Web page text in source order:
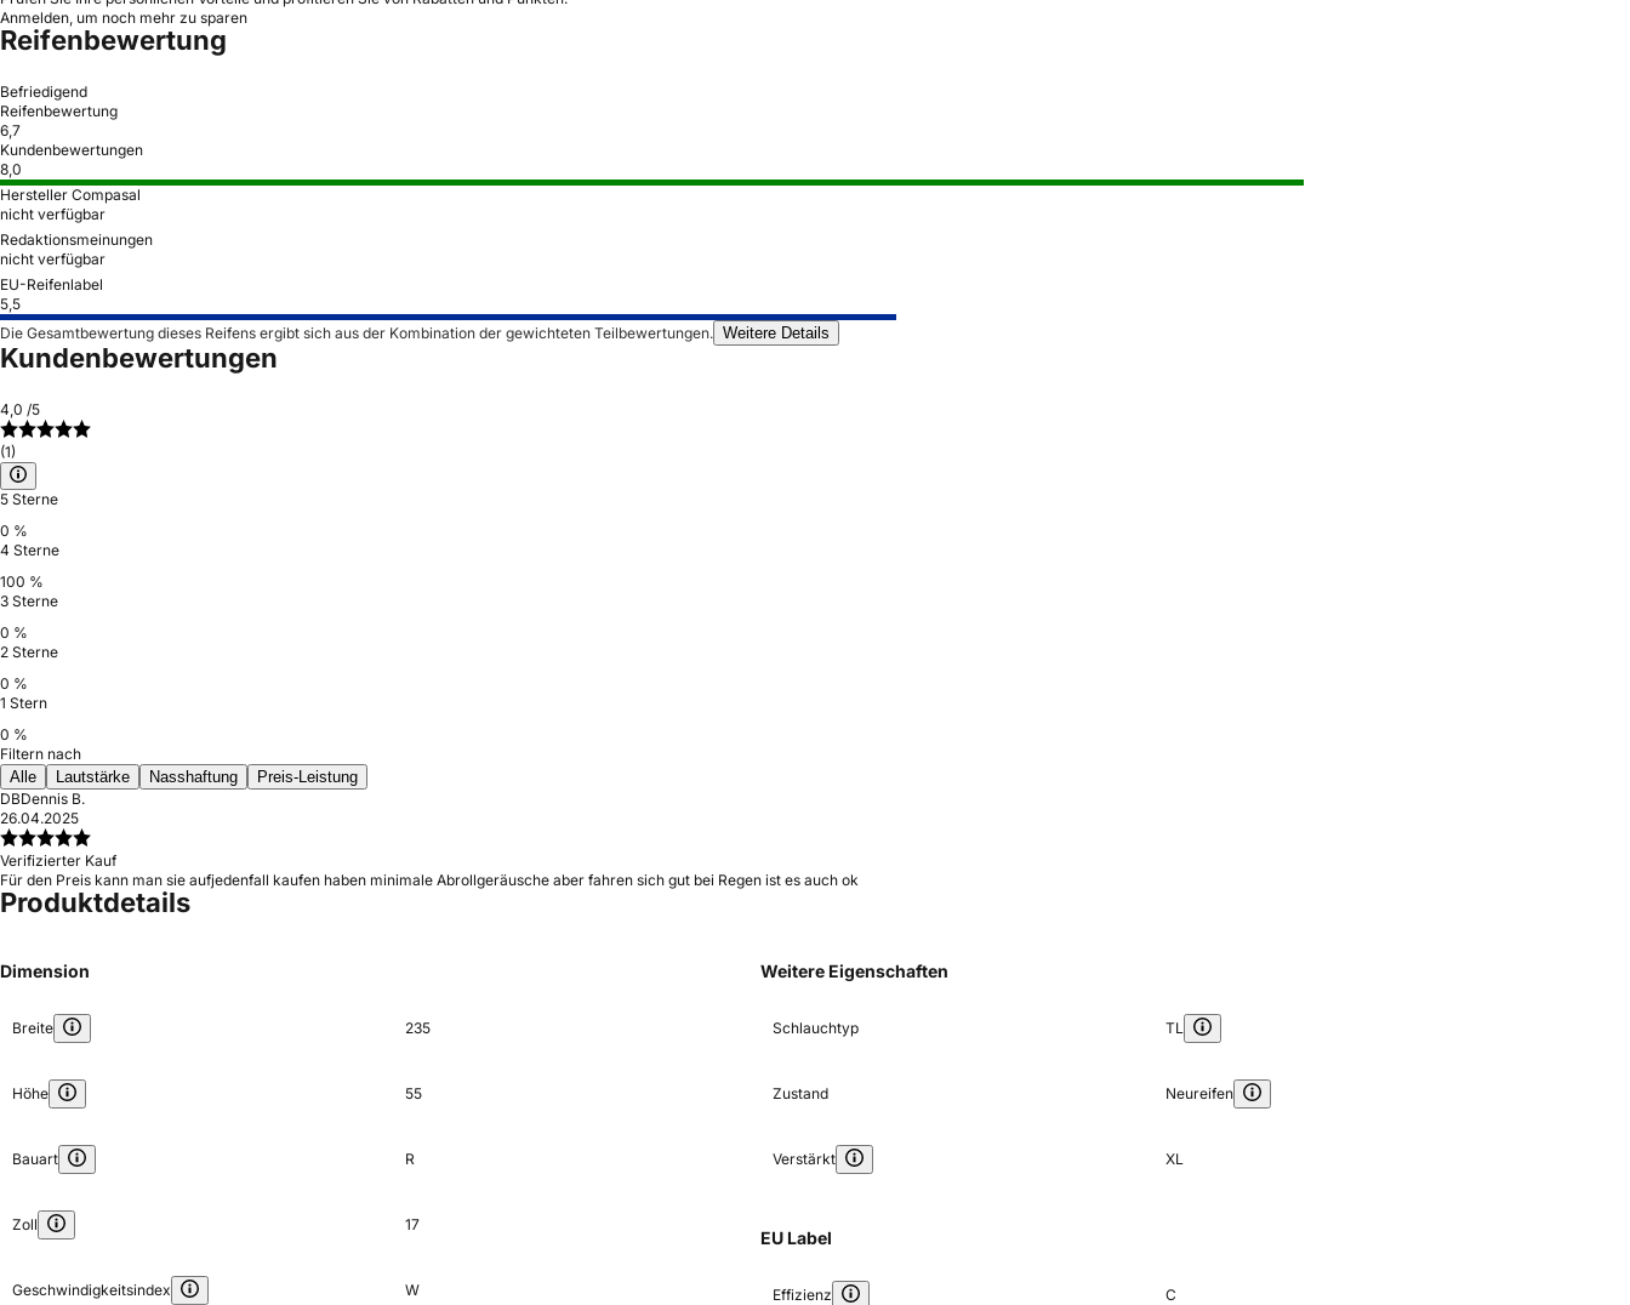
Anmelden, um noch mehr zu sparen
Reifenbewertung
Befriedigend
Reifenbewertung
6,7
Kundenbewertungen
8,0
Hersteller Compasal
nicht verfügbar
Redaktionsmeinungen
nicht verfügbar
EU-Reifenlabel
5,5
Die Gesamtbewertung dieses Reifens ergibt sich aus der Kombination der gewichteten Teilbewertungen. Weitere Details
Kundenbewertungen
4,0 /5
(1)
5 Sterne
0 %
4 Sterne
100 %
3 Sterne
0 %
2 Sterne
0 %
1 Stern
0 %
Filtern nach
Alle
Lautstärke Nasshaftung
Preis-Leistung
DBDennis B.
26.04.2025
Verifizierter Kauf
Für den Preis kann man sie aufjedenfall kaufen haben minimale Abrollgeräusche aber fahren sich gut bei Regen ist es auch ok
Produktdetails
Dimension
Breite 235
Höhe 55
Bauart R
Zoll 17
Geschwindigkeitsindex W
Weitere Eigenschaften
Schlauchtyp TL
Zustand Neureifen
Verstärkt XL
EU Label
Effizienz C